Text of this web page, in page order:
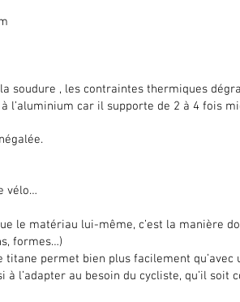
soudure , les contraintes thermiques
l’aluminium car il supporte de 2 à 4 fois
vélo…
le matériau lui-même, c’est la manière
formes…)
titane permet bien plus facilement
l’adapter au besoin du cycliste, qu’il soit